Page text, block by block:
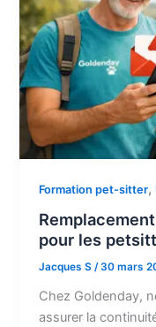
Formation pet-sitter,
pour les
Jacques S/30 mars
Chez Goldenday,
assurer la